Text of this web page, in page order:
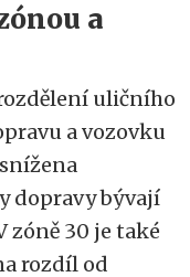
a
uličního
a vozovku
dopravy bývají
zóně 30 je také
rozdíl od